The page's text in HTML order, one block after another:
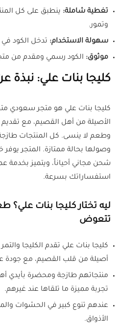
تغطية شاملة: ينطبق على كل
وتمور.
سهولة الاستخدام: تدخل الكود في
موثوق: الكود رسمي ومقدم من
كليجا بنات علي: نبذة
كليجا بنات علي هو متجر سعودي
الأصيلة من أهل القصيم، مع
وطعم لا ينسى. كل المنتجات
وصولها بحالة ممتازة. المتجر
شحن مجاني أحياناً، ويتميز بخدمة
استفساراتك بسرعة.
ليه تختار كليجا بنات
تتعوض
كليجا بنات علي تقدم الكليجا
أصيلة من قلب القصيم، مع جودة
منتجاتهم طازجة ومحضرة بأيدي
تجربة مميزة ما تلقاها عند غيرهم.
عندهم تنوع كبير في الحشوات
الأذواق.